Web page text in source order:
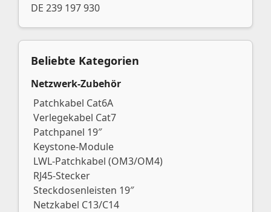
DE 239 197 930
Beliebte Kategorien
Netzwerk-Zubehör
Patchkabel Cat6A
Verlegekabel Cat7
Patchpanel 19″
Keystone-Module
LWL-Patchkabel (OM3/OM4)
RJ45-Stecker
Steckdosenleisten 19″
Netzkabel C13/C14